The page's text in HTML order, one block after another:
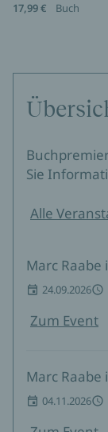
17,99 €
Buch
Sie
Alle
Marc
24.09.2026
Zum Event
Marc Raabe
04.11.2026